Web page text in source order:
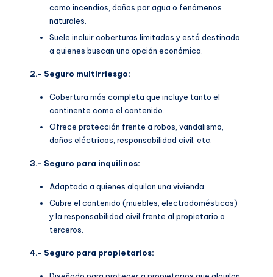
como incendios, daños por agua o fenómenos
naturales.
Suele incluir coberturas limitadas y está destinado
a quienes buscan una opción económica.
2.- Seguro multirriesgo:
Cobertura más completa que incluye tanto el
continente como el contenido.
Ofrece protección frente a robos, vandalismo,
daños eléctricos, responsabilidad civil, etc.
3.- Seguro para inquilinos:
Adaptado a quienes alquilan una vivienda.
Cubre el contenido (muebles, electrodomésticos)
y la responsabilidad civil frente al propietario o
terceros.
4.- Seguro para propietarios: